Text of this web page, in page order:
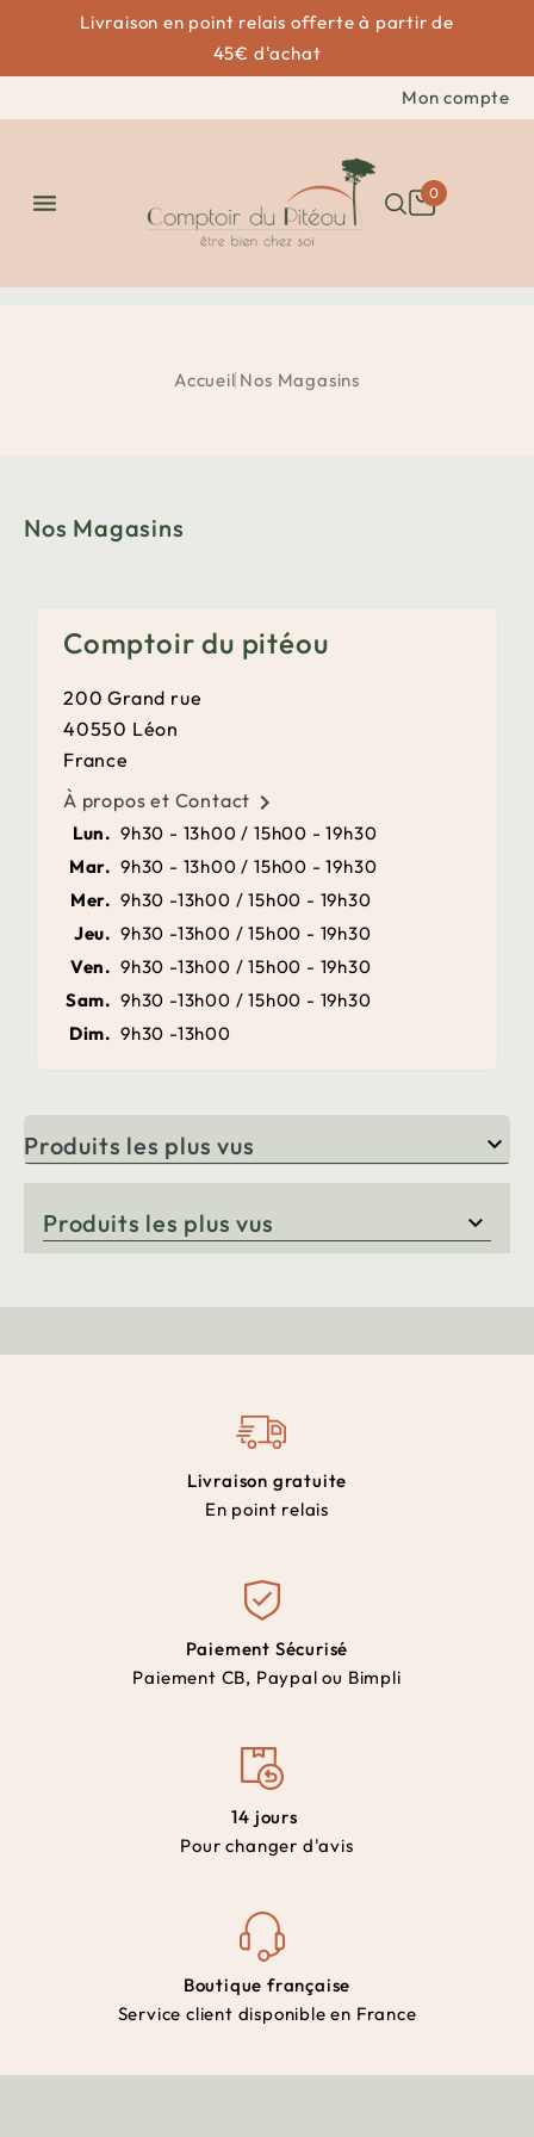
Livraison en point relais offerte à partir de
45€ d'achat
Mon compte
 0
Accueil Nos Magasins
Nos Magasins
Comptoir du pitéou
200 Grand rue
40550 Léon
France
À propos et Contact 
Lun. 9h30 - 13h00 / 15h00 - 19h30
Mar. 9h30 - 13h00 / 15h00 - 19h30
Mer. 9h30 -13h00 / 15h00 - 19h30
Jeu. 9h30 -13h00 / 15h00 - 19h30
Ven. 9h30 -13h00 / 15h00 - 19h30
Sam. 9h30 -13h00 / 15h00 - 19h30
Dim. 9h30 -13h00
Produits les plus vus 
Produits les plus vus 
Livraison gratuite
En point relais
Paiement Sécurisé
Paiement CB, Paypal ou Bimpli
14 jours
Pour changer d'avis
Boutique française
Service client disponible en France